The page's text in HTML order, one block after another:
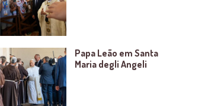
Papa Leão em Santa
Maria degli Angeli